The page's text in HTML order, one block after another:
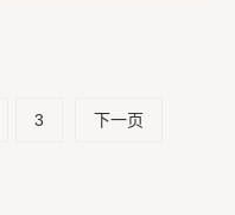
3 下一页